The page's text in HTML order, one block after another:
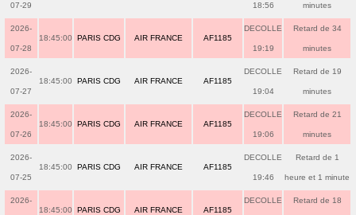
07-29 18:56 minutes
2026-
07-28
18:45:00 PARIS CDG AIR FRANCE AF1185
DECOLLE
19:19
Retard de 34
minutes
2026-
07-27
18:45:00 PARIS CDG AIR FRANCE AF1185
DECOLLE
19:04
Retard de 19
minutes
2026-
07-26
18:45:00 PARIS CDG AIR FRANCE AF1185
DECOLLE
19:06
Retard de 21
minutes
2026-
07-25
18:45:00 PARIS CDG AIR FRANCE AF1185
DECOLLE
19:46
Retard de 1
heure et 1 minute
2026-
18:45:00 PARIS CDG AIR FRANCE AF1185
DECOLLE Retard de 18